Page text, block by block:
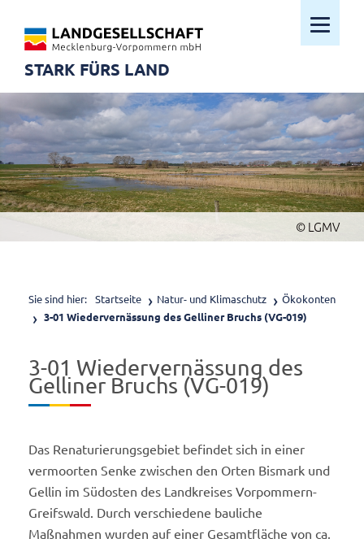
STARK FÜRS LAND
Mobiles
© LGMV
Sie sind hier: Startseite Natur- und Klimaschutz
Ökokonten
3-01 Wiedervernässung des Gelliner Bruchs (VG-019)
3-01 Wiedervernässung des
Gelliner Bruchs (VG-019)
Das Renaturierungsgebiet befindet sich in einer
vermoorten Senke zwischen den Orten Bismark und
Gellin im Südosten des Landkreises Vorpommern-
Greifswald. Durch verschiedene bauliche
Maßnahmen wurden auf einer Gesamtfläche von ca.